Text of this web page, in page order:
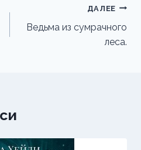
ДАЛЕЕ
Ведьма из сумрачного
леса.